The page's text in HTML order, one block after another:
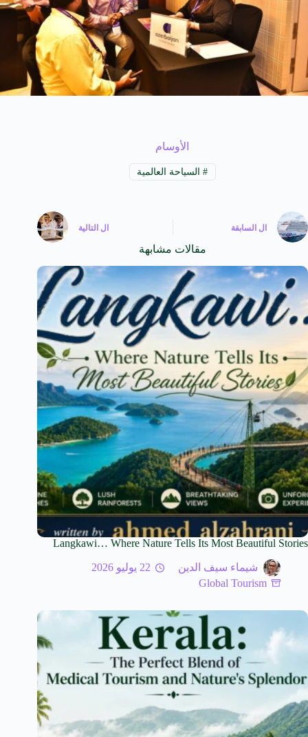
الأوسام
#السياحة العالمية
ال السابقة ال التالية
مقالات مشابهة
Langkawi… Where Nature Tells Its Most Beautiful Stories
شيماء سيف الدين
22 يوليو 2026
Global Tourism